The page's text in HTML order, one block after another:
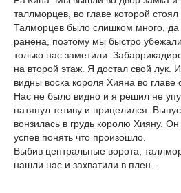
таллморцев, во главе которой стоял
Талморцев было слишком много,
ранена, поэтому мы быстро
только нас заметили.
на второй этаж. Я достал свой лук.
видны воска короля Хияна во главе
Нас не было видно и я решил не
натянул тетиву и прицелился.
вонзилась в грудь королю Хияну.
успев понять что произошло.
Выбив центральные ворота,
нашли нас и захватили в плен…